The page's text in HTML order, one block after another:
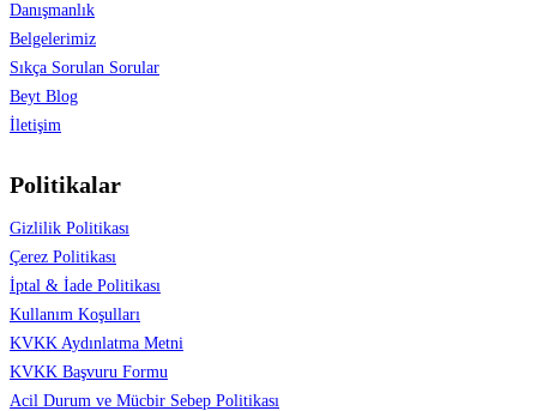
Danışmanlık
Belgelerimiz
Sıkça Sorulan Sorular
Beyt Blog
İletişim
Politikalar
Gizlilik Politikası
Çerez Politikası
İptal & İade Politikası
Kullanım Koşulları
KVKK Aydınlatma Metni
KVKK Başvuru Formu
Acil Durum ve Mücbir Sebep Politikası